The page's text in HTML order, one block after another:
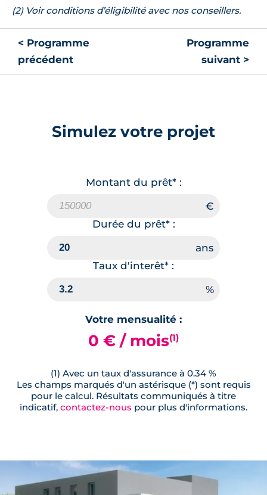
(2) Voir conditions d’éligibilité avec nos conseillers.
< Programme
précédent
Programme
suivant >
Simulez votre projet
Montant du prêt* :
Durée du prêt* :
Taux d'interêt* :
Votre mensualité :
0 € / mois(1)
(1) Avec un taux d'assurance à 0.34 %
Les champs marqués d'un astérisque (*) sont requis
pour le calcul. Résultats communiqués à titre
indicatif, contactez-nous pour plus d'informations.